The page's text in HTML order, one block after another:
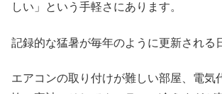
しい」という手軽さにあります。
記録的な猛暑が毎年のように更新される
エアコンの取り付けが難しい部屋、電気